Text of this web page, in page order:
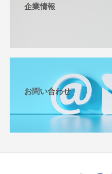
企業情報
お問い合わせ